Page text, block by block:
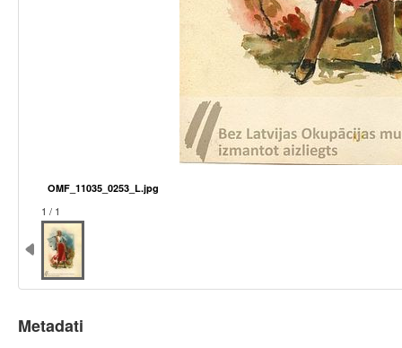
OMF_11035_0253_L.jpg
1 / 1
Metadati